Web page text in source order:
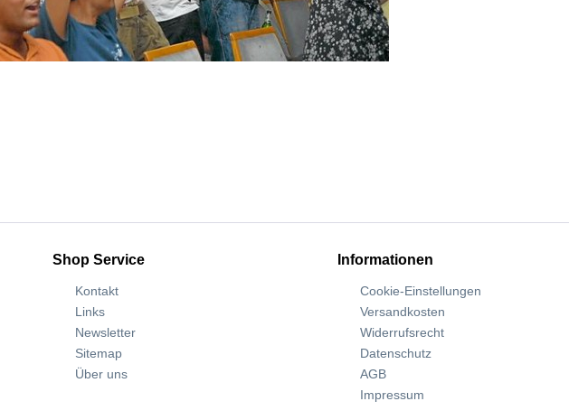
Shop Service
Kontakt
Links
Newsletter
Sitemap
Über uns
Informationen
Cookie-Einstellungen
Versandkosten
Widerrufsrecht
Datenschutz
AGB
Impressum